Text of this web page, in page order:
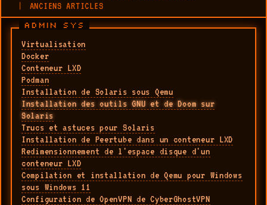
ANCIENS ARTICLES
ADMIN SYS
Virtualisation
Docker
Conteneur LXD
Podman
Installation de Solaris sous Qemu
Installation des outils GNU et de Doom sur
Solaris
Trucs et astuces pour Solaris
Installation de Peertube dans un conteneur LXD
Redimensionnement de l'espace disque d'un
conteneur LXD
Compilation et installation de Qemu pour Windows
sous Windows 11
Configuration de OpenVPN de CyberGhostVPN